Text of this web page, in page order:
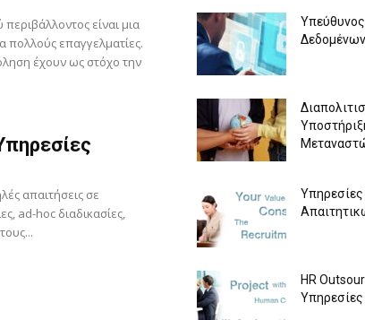
είναι μια
επαγγελματίες.
έχουν ως στόχο την
απαιτήσεις σε
ad-hoc διαδικασίες,
Δεδομένων
HR
Υπηρεσίες